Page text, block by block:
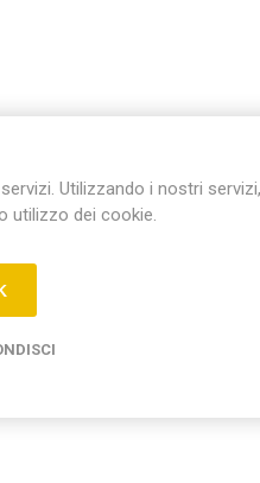
Utilizzando i nostri servizi,
utilizzo dei cookie.